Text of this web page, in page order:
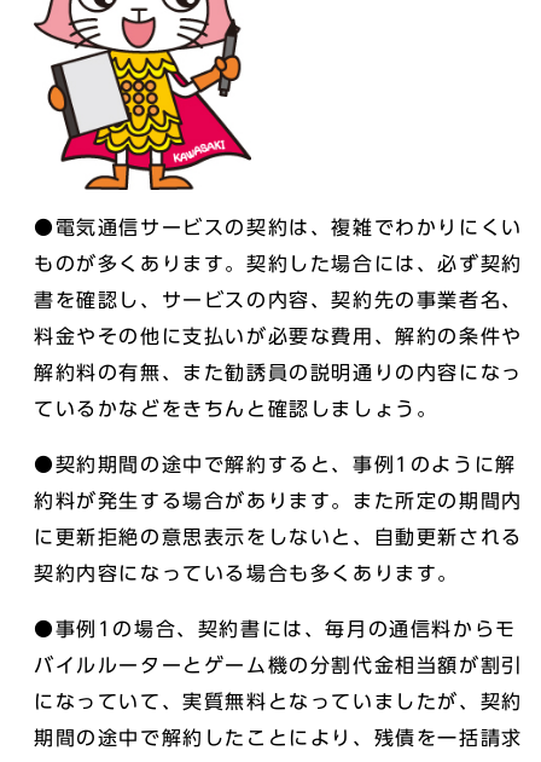
●電気通信サービスの契約は、複雑でわかりにくい
ものが多くあります。契約した場合には、必ず契約
書を確認し、サービスの内容、契約先の事業者名、
料金やその他に支払いが必要な費用、解約の条件や
解約料の有無、また勧誘員の説明通りの内容になっ
ているかなどをきちんと確認しましょう。
●契約期間の途中で解約すると、事例1のように解
約料が発生する場合があります。また所定の期間内
に更新拒絶の意思表示をしないと、自動更新される
契約内容になっている場合も多くあります。
●事例1の場合、契約書には、毎月の通信料からモ
バイルルーターとゲーム機の分割代金相当額が割引
になっていて、実質無料となっていましたが、契約
期間の途中で解約したことにより、残債を一括請求